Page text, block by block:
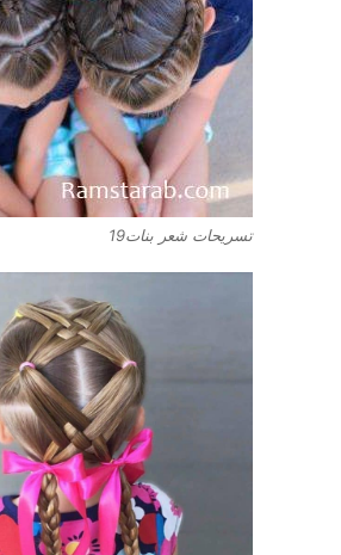
تسريحات شعر بنات19